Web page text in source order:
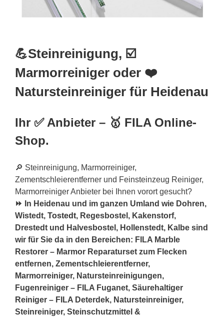
💪Steinreinigung, ☑️
Marmorreiniger oder ❤️
Natursteinreiniger für Heidenau
Ihr ✅ Anbieter – 🥇 FILA Online-
Shop.
🔎 Steinreinigung, Marmorreiniger,
Zementschleierentferner und Feinsteinzeug Reiniger,
Marmorreiniger Anbieter bei Ihnen vorort gesucht?
⏩ In Heidenau und im ganzen Umland wie Dohren,
Wistedt, Tostedt, Regesbostel, Kakenstorf,
Drestedt und Halvesbostel, Hollenstedt, Kalbe sind
wir für Sie da in den Bereichen: FILA Marble
Restorer – Marmor Reparaturset zum Flecken
entfernen, Zementschleierentferner,
Marmorreiniger, Natursteinreinigungen,
Fugenreiniger – FILA Fuganet, Säurehaltiger
Reiniger – FILA Deterdek, Natursteinreiniger,
Steinreiniger, Steinschutzmittel &